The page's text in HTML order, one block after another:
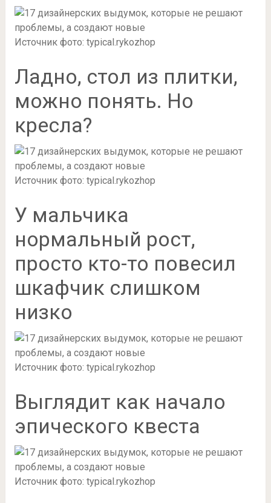
Источник фото: typical.rykozhop
Ладно, стол из плитки,
можно понять. Но
кресла?
Источник фото: typical.rykozhop
У мальчика
нормальный рост,
просто кто-то повесил
шкафчик слишком
низко
Источник фото: typical.rykozhop
Выглядит как начало
эпического квеста
Источник фото: typical.rykozhop